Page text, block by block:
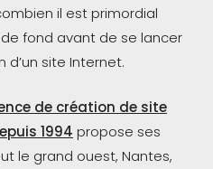
il est primordial
fond avant de se lancer
d’un site Internet.
de création de site
1994 propose ses
le grand ouest, Nantes,